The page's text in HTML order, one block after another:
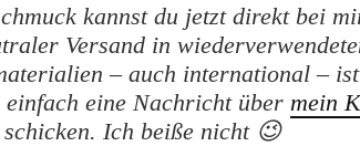
kannst du jetzt direkt bei
Versand in
– auch international –
eine Nachricht über mein
schicken. Ich beiße nicht 😉